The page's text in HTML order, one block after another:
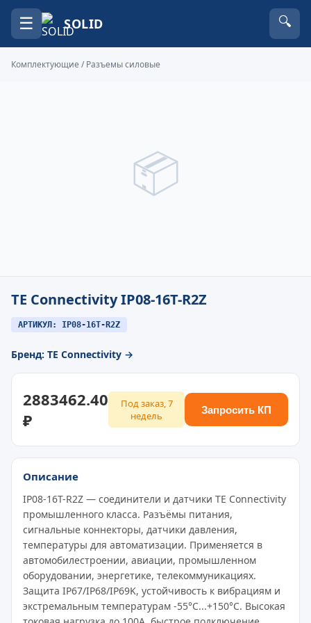
☰ SOLID 🔍
Комплектующие /Разъемы силовые
📦
TE Connectivity IP08-16T-R2Z
АРТИКУЛ: IP08-16T-R2Z
Бренд: TE Connectivity →
2883462.40
₽
Под заказ, 7
недель
Запросить КП
Описание
IP08-16T-R2Z — соединители и датчики TE Connectivity
промышленного класса. Разъёмы питания,
сигнальные коннекторы, датчики давления,
температуры для автоматизации. Применяется в
автомобилестроении, авиации, промышленном
оборудовании, энергетике, телекоммуникациях.
Защита IP67/IP68/IP69K, устойчивость к вибрациям и
экстремальным температурам -55°C...+150°C. Высокая